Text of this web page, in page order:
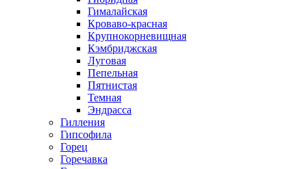
Гималайская
Кроваво-красная
Крупнокорневищная
Кэмбриджская
Луговая
Пепельная
Пятнистая
Темная
Эндрасса
Гилления
Гипсофила
Горец
Горечавка